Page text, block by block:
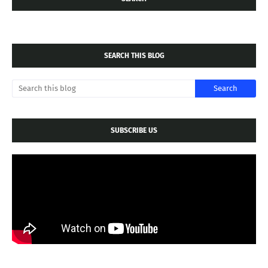
SEARCH THIS BLOG
SUBSCRIBE US